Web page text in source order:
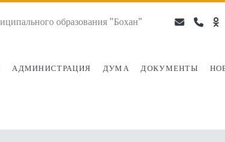
образования "Бохан"
АДМИНИСТРАЦИЯ ДУМА ДОКУМЕНТЫ
email